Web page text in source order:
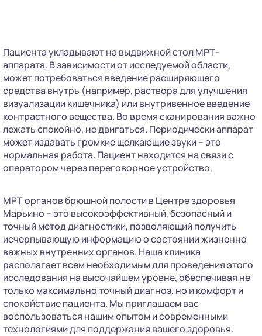
Пациента укладывают на выдвижной стол МРТ-
аппарата. В зависимости от исследуемой области,
может потребоваться введение расширяющего
средства внутрь (например, раствора для улучшения
визуализации кишечника) или внутривенное введение
контрастного вещества. Во время сканирования важно
лежать спокойно, не двигаться. Периодически аппарат
может издавать громкие щелкающие звуки – это
нормальная работа. Пациент находится на связи с
оператором через переговорное устройство.
МРТ органов брюшной полости в Центре здоровья
Марьино – это высокоэффективный, безопасный и
точный метод диагностики, позволяющий получить
исчерпывающую информацию о состоянии жизненно
важных внутренних органов. Наша клиника
располагает всем необходимым для проведения этого
исследования на высочайшем уровне, обеспечивая не
только максимально точный диагноз, но и комфорт и
спокойствие пациента. Мы приглашаем вас
воспользоваться нашим опытом и современными
технологиями для поддержания вашего здоровья.